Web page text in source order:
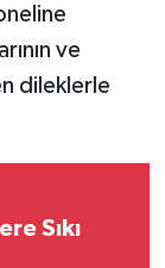
ve
dileklerle
Sıkı